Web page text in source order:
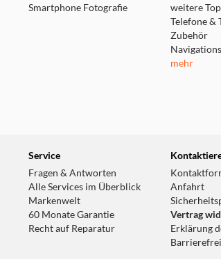
Smartphone Fotografie
weitere
Telefone &
Zubehör
mehr
Service
Fragen & Antworten
Alle Services im Überblick
Markenwelt
60 Monate Garantie
Recht auf Reparatur
Anfahrt
Vertrag
Erklärung